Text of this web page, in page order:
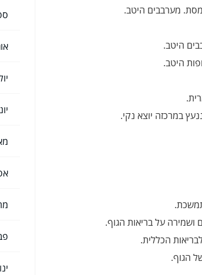
מערבבים היטב.
היטב.
היטב.
ושמירה על בריאות הגוף.
הכללית.
הגוף.
יולי
יוני
מאי